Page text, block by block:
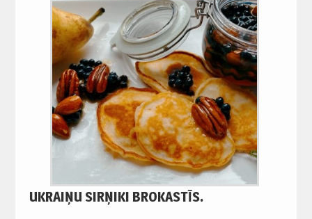
UKRAIŅU SIRŅIKI BROKASTĪS.